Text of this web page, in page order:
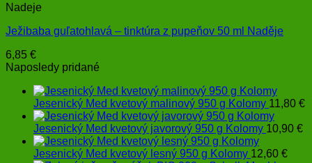
Nadeje
Ježibaba guľatohlavá – tinktúra z pupeňov 50 ml Naděje
6,85 €
Naposledy pridané
Jesenický Med kvetový malinový 950 g Kolomy 11,80 €
Jesenický Med kvetový javorový 950 g Kolomy 10,90 €
Jesenický Med kvetový lesný 950 g Kolomy 12,60 €